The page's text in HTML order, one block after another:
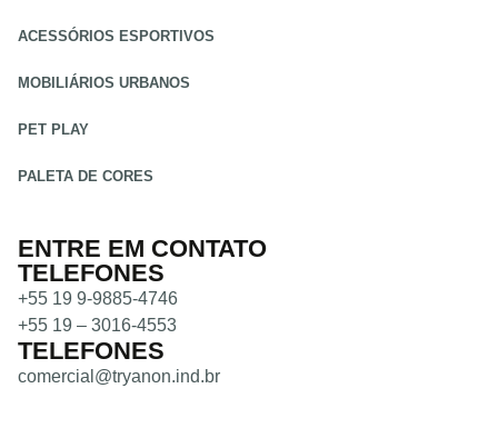
ACESSÓRIOS ESPORTIVOS
MOBILIÁRIOS URBANOS
PET PLAY
PALETA DE CORES
ENTRE EM CONTATO
TELEFONES
+55 19 9-9885-4746
+55 19 – 3016-4553
TELEFONES
comercial@tryanon.ind.br